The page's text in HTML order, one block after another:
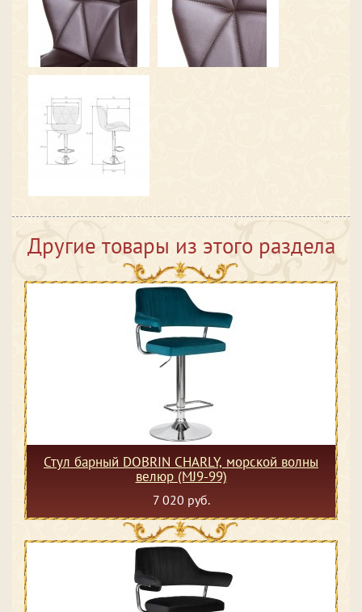
Другие товары из этого раздела
Стул барный DOBRIN CHARLY, морской волны
велюр (MJ9-99)
7 020 руб.